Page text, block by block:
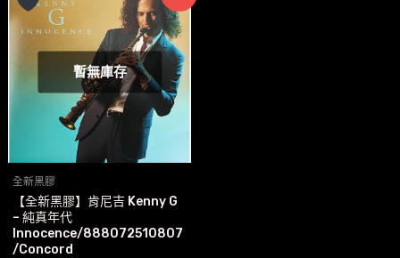
暫無庫存
全新黑膠
【全新黑膠】肯尼吉 Kenny G
– 純真年代
Innocence/888072510807
/Concord